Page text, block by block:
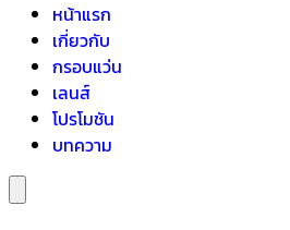
หน้าแรก
เกี่ยวกับ
กรอบแว่น
เลนส์
โปรโมชัน
บทความ